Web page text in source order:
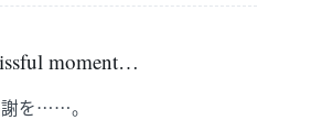
moment…
を……。